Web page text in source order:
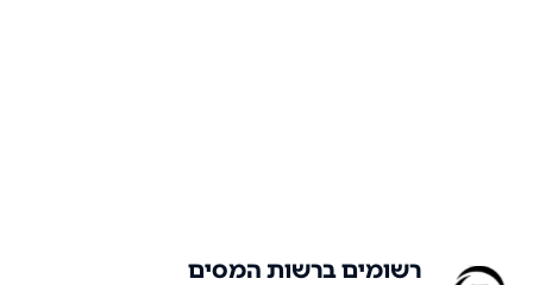
רשומים ברשות המסים